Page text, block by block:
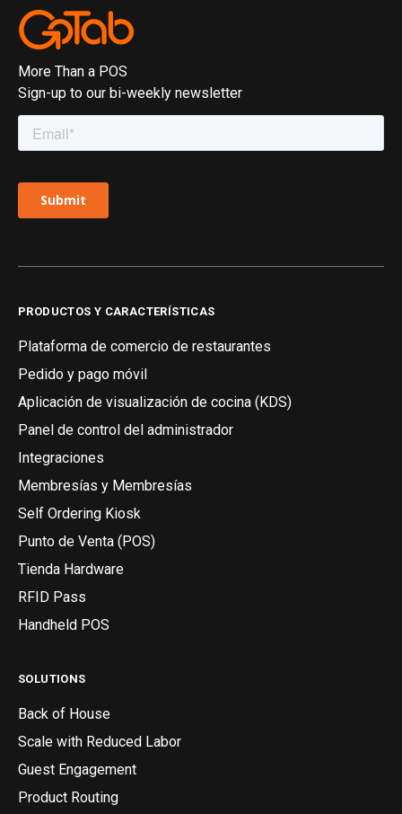
More Than a POS
Sign-up to our bi-weekly newsletter
PRODUCTOS Y CARACTERÍSTICAS
Plataforma de comercio de restaurantes
Pedido y pago móvil
Aplicación de visualización de cocina (KDS)
Panel de control del administrador
Integraciones
Membresías y Membresías
Self Ordering Kiosk
Punto de Venta (POS)
Tienda Hardware
RFID Pass
Handheld POS
SOLUTIONS
Back of House
Scale with Reduced Labor
Guest Engagement
Product Routing